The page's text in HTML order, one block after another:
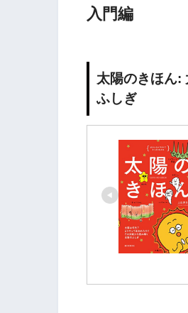
入門編
太陽のきほん:
ふしぎ